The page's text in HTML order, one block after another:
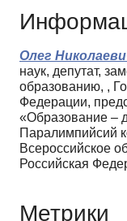
Олег
наук, депутат,
образованию, ,
Федерации,
«Образование –
Паралимпийсий
Всероссийское
Российская
Метрики